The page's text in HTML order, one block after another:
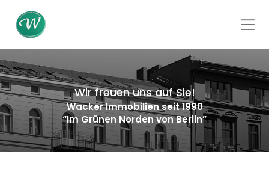
Wir freuen uns auf Sie!
Wacker Immobilien seit 1990
“Im Grünen Norden von Berlin”